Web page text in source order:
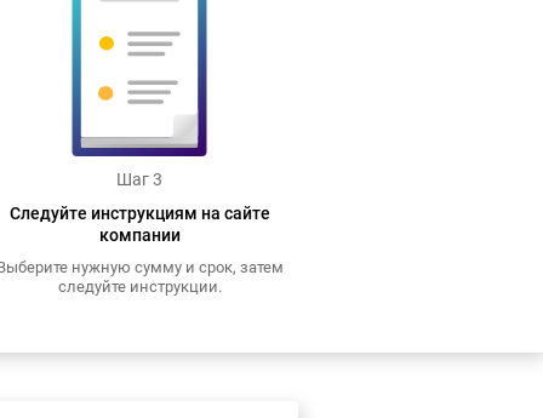
Шаг 3
Следуйте инструкциям на сайте
компании
нужную сумму и срок, затем
следуйте инструкции.